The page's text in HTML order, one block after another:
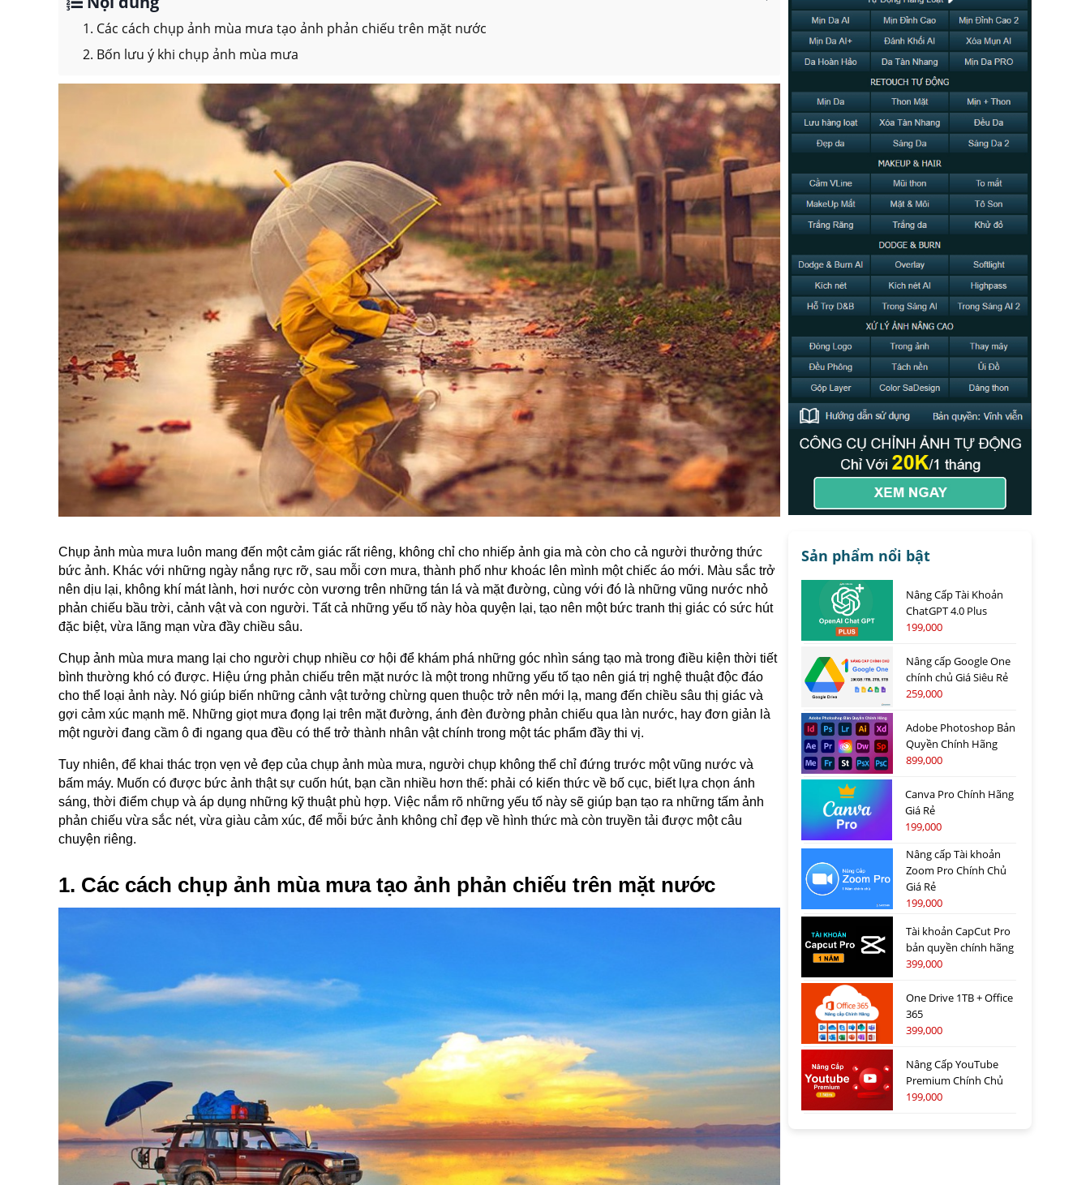
1. Các cách chụp ảnh mùa mưa tạo ảnh phản chiếu trên mặt nước
2. Bốn lưu ý khi chụp ảnh mùa mưa
Chụp ảnh mùa mưa luôn mang đến một cảm giác rất riêng, không chỉ cho nhiếp ảnh gia mà còn cho cả người thưởng thức
bức ảnh. Khác với những ngày nắng rực rỡ, sau mỗi cơn mưa, thành phố như khoác lên mình một chiếc áo mới. Màu sắc trở
nên dịu lại, không khí mát lành, hơi nước còn vương trên những tán lá và mặt đường, cùng với đó là những vũng nước nhỏ
phản chiếu bầu trời, cảnh vật và con người. Tất cả những yếu tố này hòa quyện lại, tạo nên một bức tranh thị giác có sức hút
đặc biệt, vừa lãng mạn vừa đầy chiều sâu.
Chụp ảnh mùa mưa mang lại cho người chụp nhiều cơ hội để khám phá những góc nhìn sáng tạo mà trong điều kiện thời tiết
bình thường khó có được. Hiệu ứng phản chiếu trên mặt nước là một trong những yếu tố tạo nên giá trị nghệ thuật độc đáo
cho thể loại ảnh này. Nó giúp biến những cảnh vật tưởng chừng quen thuộc trở nên mới lạ, mang đến chiều sâu thị giác và
gợi cảm xúc mạnh mẽ. Những giọt mưa đọng lại trên mặt đường, ánh đèn đường phản chiếu qua làn nước, hay đơn giản là
một người đang cầm ô đi ngang qua đều có thể trở thành nhân vật chính trong một tác phẩm đầy thi vị.
Tuy nhiên, để khai thác trọn vẹn vẻ đẹp của chụp ảnh mùa mưa, người chụp không thể chỉ đứng trước một vũng nước và
bấm máy. Muốn có được bức ảnh thật sự cuốn hút, bạn cần nhiều hơn thế: phải có kiến thức về bố cục, biết lựa chọn ánh
sáng, thời điểm chụp và áp dụng những kỹ thuật phù hợp. Việc nắm rõ những yếu tố này sẽ giúp bạn tạo ra những tấm ảnh
phản chiếu vừa sắc nét, vừa giàu cảm xúc, để mỗi bức ảnh không chỉ đẹp về hình thức mà còn truyền tải được một câu
chuyện riêng.
1. Các cách chụp ảnh mùa mưa tạo ảnh phản chiếu trên mặt nước
Sản phẩm nổi bật
Nâng Cấp Tài Khoản
ChatGPT 4.0 Plus
199,000
Nâng cấp Google One
chính chủ Giá Siêu Rẻ
259,000
Adobe Photoshop Bản
Quyền Chính Hãng
899,000
Canva Pro Chính Hãng
Giá Rẻ
199,000
Nâng cấp Tài khoản
Zoom Pro Chính Chủ
Giá Rẻ
199,000
Tài khoản CapCut Pro
bản quyền chính hãng
399,000
One Drive 1TB + Office
365
399,000
Nâng Cấp YouTube
Premium Chính Chủ
199,000